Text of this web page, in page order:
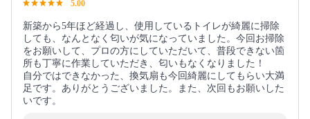
5.00
新築から5年ほど経過し、使用しているトイレが綺麗に掃除
しても、なんとなく匂いが気になっていました。今回お掃除
をお願いして、プロの方にしていただいて、普段できない箇
所も丁寧に作業していただき、匂いもなくなりました！
自分ではできなかった、換気扇も今回綺麗にしてもらい大満
足です。ありがとうございました。また、次回もお願いした
いです。